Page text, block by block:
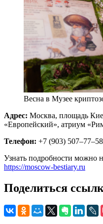
Весна в Музее
Адрес: Москва, площадь
«Европейский», атриум
Телефон: +7 (903) 507–77–58
Узнать подробности можно
https://moscow-bestiary.ru
Поделиться